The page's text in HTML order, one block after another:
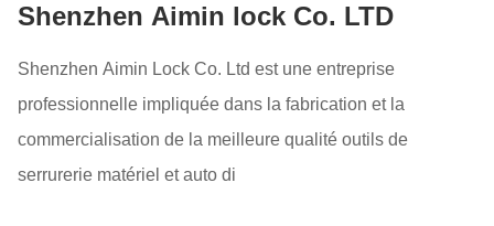
Shenzhen Aimin lock Co. LTD
Shenzhen Aimin Lock Co. Ltd est une entreprise
professionnelle impliquée dans la fabrication et la
commercialisation de la meilleure qualité outils de
serrurerie matériel et auto di